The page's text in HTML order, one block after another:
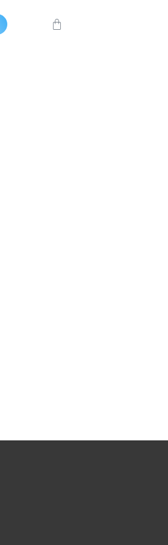
Panier